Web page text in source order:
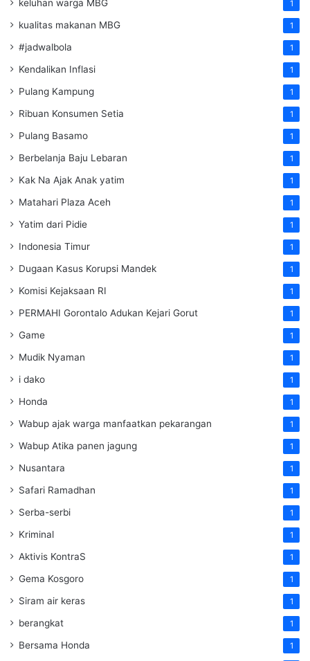
keluhan warga MBG 1
kualitas makanan MBG 1
#jadwalbola 1
Kendalikan Inflasi 1
Pulang Kampung 1
Ribuan Konsumen Setia 1
Pulang Basamo 1
Berbelanja Baju Lebaran 1
Kak Na Ajak Anak yatim 1
Matahari Plaza Aceh 1
Yatim dari Pidie 1
Indonesia Timur 1
Dugaan Kasus Korupsi Mandek 1
Komisi Kejaksaan RI 1
PERMAHI Gorontalo Adukan Kejari Gorut 1
Game 1
Mudik Nyaman 1
i dako 1
Honda 1
Wabup ajak warga manfaatkan pekarangan 1
Wabup Atika panen jagung 1
Nusantara 1
Safari Ramadhan 1
Serba-serbi 1
Kriminal 1
Aktivis KontraS 1
Gema Kosgoro 1
Siram air keras 1
berangkat 1
Bersama Honda 1